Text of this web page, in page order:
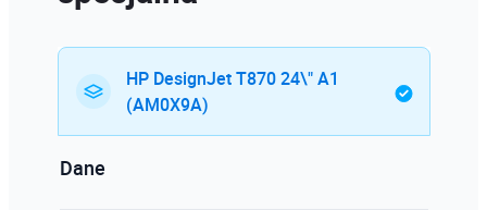
HP DesignJet T870 24\" A1
(AM0X9A)
Dane